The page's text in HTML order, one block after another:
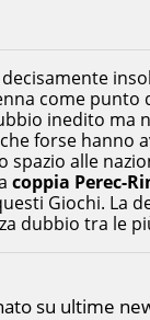
come
inedito ma
forse hanno
alle
coppia Perec-
Giochi. La
dubbio tra le
su ultime